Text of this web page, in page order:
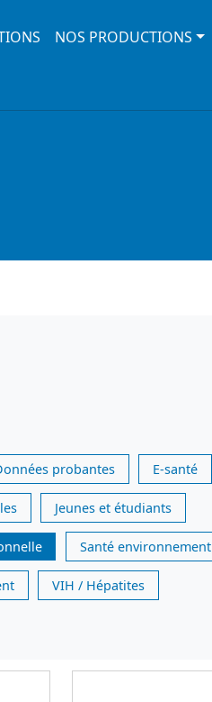
NOS PRODUCTIONS
probantes E-santé
Jeunes et étudiants
Santé environnement
VIH / Hépatites